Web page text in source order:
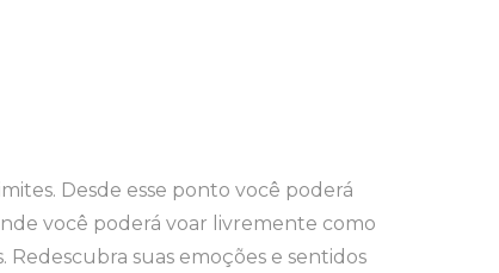
Desde esse ponto você poderá
você poderá voar livremente como
suas emoções e sentidos